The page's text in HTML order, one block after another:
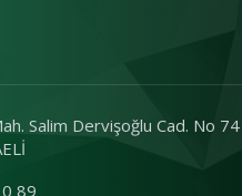
Salim Dervişoğlu Cad. No 74
89